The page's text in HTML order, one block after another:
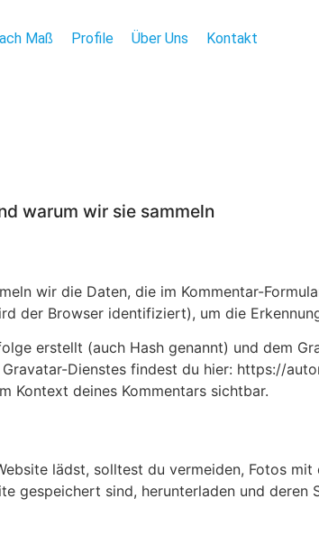
Maß Profile Über Uns Kontakt
warum wir sie sammeln
wir die Daten, die im Kommentar-
der Browser identifiziert), um die
erstellt (auch Hash genannt) und dem
Dienstes findest du hier: https://
Kontext deines Kommentars sichtbar.
lädst, solltest du vermeiden, Fotos mit
gespeichert sind, herunterladen und